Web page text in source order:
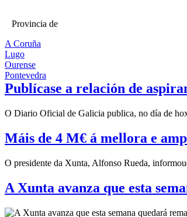
Provincia de
A Coruña
Lugo
Ourense
Pontevedra
Publícase a relación de
O Diario Oficial de Galicia publica, no día de
Máis de 4 M€ á mellora e
O presidente da Xunta, Alfonso Rueda,
A Xunta avanza que esta